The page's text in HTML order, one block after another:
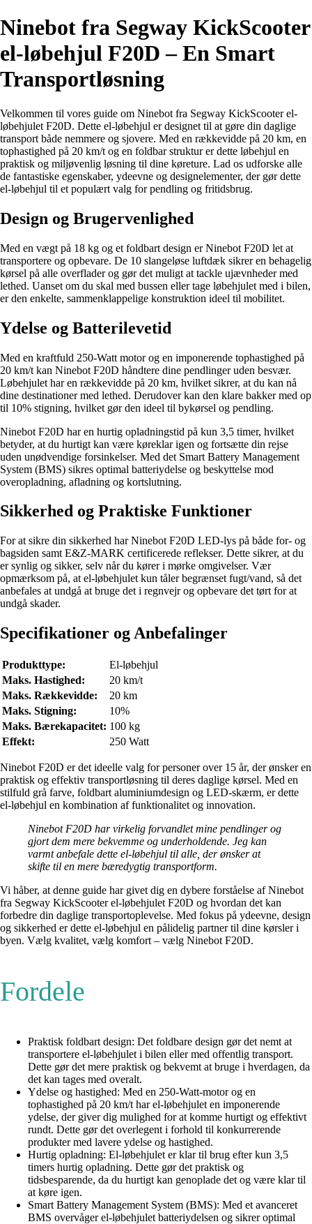
Ninebot fra Segway KickScooter
el-løbehjul F20D – En Smart
Transportløsning
Velkommen til vores guide om Ninebot fra Segway KickScooter el-
løbehjulet F20D. Dette el-løbehjul er designet til at gøre din daglige
transport både nemmere og sjovere. Med en rækkevidde på 20 km, en
tophastighed på 20 km/t og en foldbar struktur er dette løbehjul en
praktisk og miljøvenlig løsning til dine køreture. Lad os udforske alle
de fantastiske egenskaber, ydeevne og designelementer, der gør dette
el-løbehjul til et populært valg for pendling og fritidsbrug.
Design og Brugervenlighed
Med en vægt på 18 kg og et foldbart design er Ninebot F20D let at
transportere og opbevare. De 10 slangeløse luftdæk sikrer en behagelig
kørsel på alle overflader og gør det muligt at tackle ujævnheder med
lethed. Uanset om du skal med bussen eller tage løbehjulet med i bilen,
er den enkelte, sammenklappelige konstruktion ideel til mobilitet.
Ydelse og Batterilevetid
Med en kraftfuld 250-Watt motor og en imponerende tophastighed på
20 km/t kan Ninebot F20D håndtere dine pendlinger uden besvær.
Løbehjulet har en rækkevidde på 20 km, hvilket sikrer, at du kan nå
dine destinationer med lethed. Derudover kan den klare bakker med op
til 10% stigning, hvilket gør den ideel til bykørsel og pendling.
Ninebot F20D har en hurtig opladningstid på kun 3,5 timer, hvilket
betyder, at du hurtigt kan være køreklar igen og fortsætte din rejse
uden unødvendige forsinkelser. Med det Smart Battery Management
System (BMS) sikres optimal batteriydelse og beskyttelse mod
overopladning, afladning og kortslutning.
Sikkerhed og Praktiske Funktioner
For at sikre din sikkerhed har Ninebot F20D LED-lys på både for- og
bagsiden samt E&Z-MARK certificerede reflekser. Dette sikrer, at du
er synlig og sikker, selv når du kører i mørke omgivelser. Vær
opmærksom på, at el-løbehjulet kun tåler begrænset fugt/vand, så det
anbefales at undgå at bruge det i regnvejr og opbevare det tørt for at
undgå skader.
Specifikationer og Anbefalinger
Produkttype:
El-løbehjul
Maks. Hastighed:
20 km/t
Maks. Rækkevidde:
20 km
Maks. Stigning:
10%
Maks. Bærekapacitet: 100 kg
Effekt:
250 Watt
Ninebot F20D er det ideelle valg for personer over 15 år, der ønsker en
praktisk og effektiv transportløsning til deres daglige kørsel. Med en
stilfuld grå farve, foldbart aluminiumdesign og LED-skærm, er dette
el-løbehjul en kombination af funktionalitet og innovation.
Ninebot F20D har virkelig forvandlet mine pendlinger og
gjort dem mere bekvemme og underholdende. Jeg kan
varmt anbefale dette el-løbehjul til alle, der ønsker at
skifte til en mere bæredygtig transportform.
Vi håber, at denne guide har givet dig en dybere forståelse af Ninebot
fra Segway KickScooter el-løbehjulet F20D og hvordan det kan
forbedre din daglige transportoplevelse. Med fokus på ydeevne, design
og sikkerhed er dette el-løbehjul en pålidelig partner til dine kørsler i
byen. Vælg kvalitet, vælg komfort – vælg Ninebot F20D.
Fordele
Praktisk foldbart design: Det foldbare design gør det nemt at
transportere el-løbehjulet i bilen eller med offentlig transport.
Dette gør det mere praktisk og bekvemt at bruge i hverdagen, da
det kan tages med overalt.
Ydelse og hastighed: Med en 250-Watt-motor og en
tophastighed på 20 km/t har el-løbehjulet en imponerende
ydelse, der giver dig mulighed for at komme hurtigt og effektivt
rundt. Dette gør det overlegent i forhold til konkurrerende
produkter med lavere ydelse og hastighed.
Hurtig opladning: El-løbehjulet er klar til brug efter kun 3,5
timers hurtig opladning. Dette gør det praktisk og
tidsbesparende, da du hurtigt kan genoplade det og være klar til
at køre igen.
Smart Battery Management System (BMS): Med et avanceret
BMS overvåger el-løbehjulet batteriydelsen og sikrer optimal